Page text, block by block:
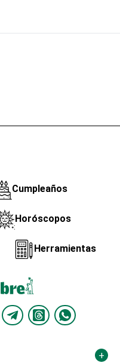
Cumpleaños
Horóscopos
Herramientas